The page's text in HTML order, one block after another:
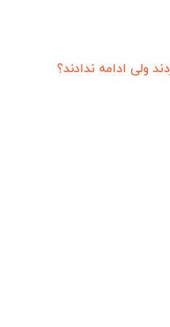
ولی ادامه ندادند؟